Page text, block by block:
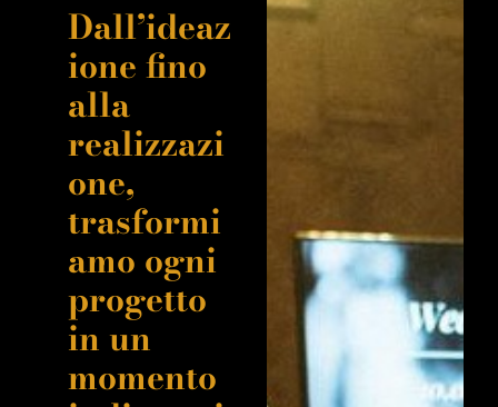
Dall’ideaz
ione fino
alla
realizzazi
one,
trasformi
amo ogni
progetto
in un
momento